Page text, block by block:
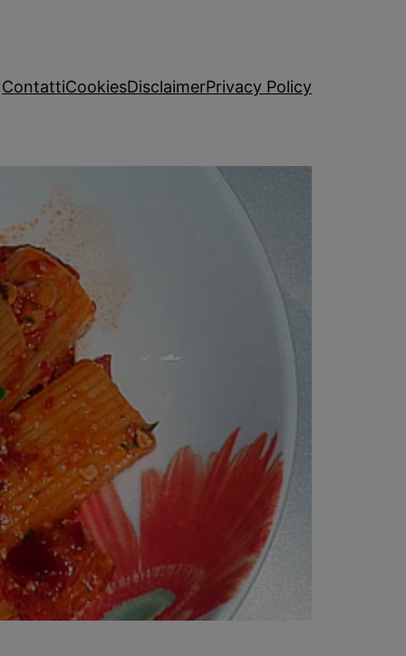
ContattiCookiesDisclaimerPrivacy Policy